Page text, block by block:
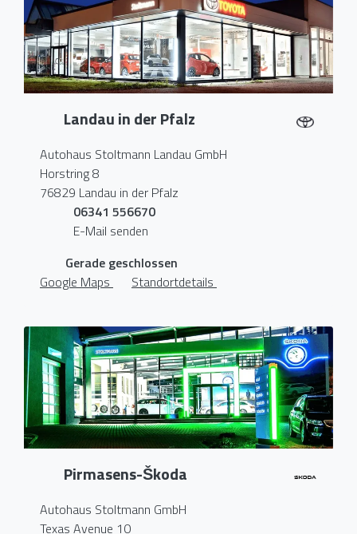
Landau in der Pfalz
Autohaus Stoltmann Landau GmbH
Horstring 8
76829 Landau in der Pfalz
06341 556670
E-Mail senden
Gerade geschlossen
Google Maps
Standortdetails
Pirmasens-Škoda
Autohaus Stoltmann GmbH
Texas Avenue 10